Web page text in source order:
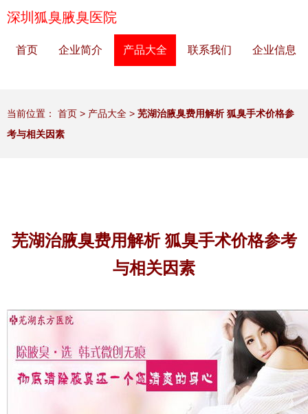
深圳狐臭腋臭医院
首页 企业简介 产品大全 联系我们 企业信息
当前位置： 首页 > 产品大全 > 芜湖治腋臭费用解析 狐臭手术价格参
考与相关因素
芜湖治腋臭费用解析 狐臭手术价格参考
与相关因素